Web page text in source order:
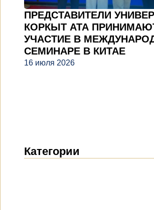
ПРЕДСТАВИТЕЛИ
КОРКЫТ АТА
УЧАСТИЕ В
СЕМИНАРЕ В КИТАЕ
16 июля 2026
Категории